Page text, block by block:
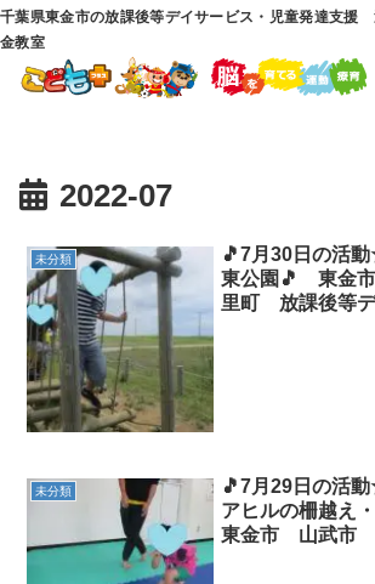
千葉県東金市の放課後等デイサービス・児童発達支援
金教室
2022-07
未分類
🎵7月30日の活
東公園🎵 東金
里町 放課後等
未分類
🎵7月29日の活
アヒルの柵越え
東金市 山武市